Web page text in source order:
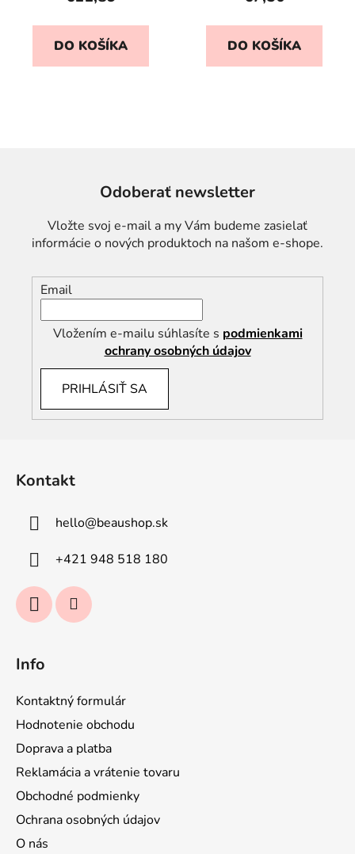
DO KOŠÍKA DO KOŠÍKA
Odoberať newsletter
Vložte svoj e-mail a my Vám budeme zasielať
informácie o nových produktoch na našom e-shope.
Email
Vložením e-mailu súhlasíte s podmienkami
ochrany osobných údajov
PRIHLÁSIŤ SA
Kontakt
hello@beaushop.sk
+421 948 518 180
Info
Kontaktný formulár
Hodnotenie obchodu
Doprava a platba
Reklamácia a vrátenie tovaru
Obchodné podmienky
Ochrana osobných údajov
O nás